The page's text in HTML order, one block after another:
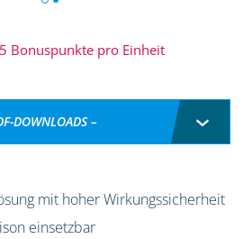
Bonuspunkte pro Einheit
DOWNLOADS –
mit hoher Wirkungssicherheit
einsetzbar